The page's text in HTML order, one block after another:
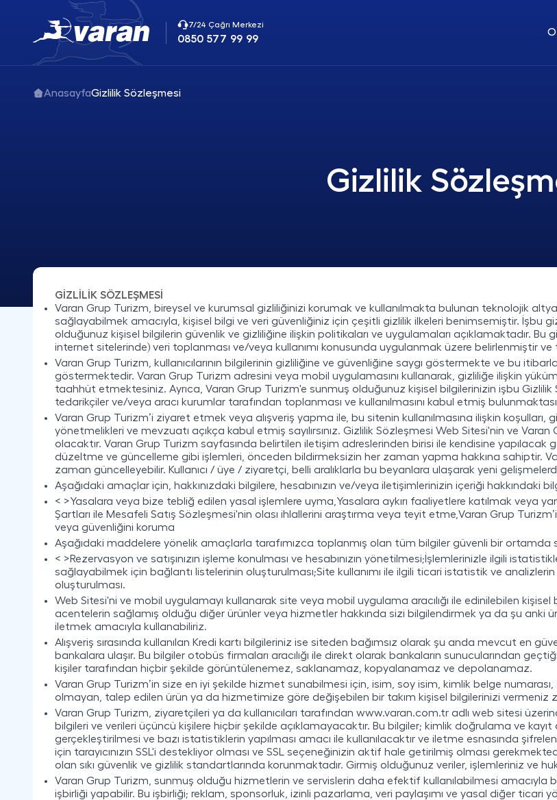
7/24 Çağrı Merkezi
0850 577 99 99
AnasayfaGizlilik Sözleşmesi
Gizlilik
GİZLİLİK SÖZLEŞMESİ
Varan Grup Turizm, bireysel ve kurumsal gizliliğinizi korumak ve kullanılmakta bulunan teknolojik
sağlayabilmek amacıyla, kişisel bilgi ve veri güvenliğiniz için çeşitli gizlilik ilkeleri benimsemiştir. İşbu
olduğunuz kişisel bilgilerin güvenlik ve gizliliğine ilişkin politikaları ve uygulamaları açıklamaktadır.
internet sitelerinde) veri toplanması ve/veya kullanımı konusunda uygulanmak üzere belirlenmiştir
Varan Grup Turizm, kullanıcılarının bilgilerinin gizliliğine ve güvenliğine saygı göstermekte ve bu
göstermektedir. Varan Grup Turizm adresini veya mobil uygulamasını kullanarak, gizliliğe ilişkin
taahhüt etmektesiniz. Ayrıca, Varan Grup Turizm'e sunmuş olduğunuz kişisel bilgilerinizin işbu
tedarikçiler ve/veya aracı kurumlar tarafından toplanması ve kullanılmasını kabul etmiş
Varan Grup Turizm’i ziyaret etmek veya alışveriş yapma ile, bu sitenin kullanılmasına ilişkin koşulları,
yönetmelikleri ve mevzuatı açıkça kabul etmiş sayılırsınız. Gizlilik Sözleşmesi Web Sitesi'nin ve
olacaktır. Varan Grup Turizm sayfasında belirtilen iletişim adreslerinden birisi ile kendisine
düzeltme ve güncelleme gibi işlemleri, önceden bildirmeksizin her zaman yapma hakkına sahiptir.
zaman güncelleyebilir. Kullanıcı / üye / ziyaretçi, belli aralıklarla bu beyanlara ulaşarak yeni
Aşağıdaki amaçlar için, hakkınızdaki bilgilere, hesabınızın ve/veya iletişimlerinizin içeriği hakkındaki
< >Yasalara veya bize tebliğ edilen yasal işlemlere uyma,Yasalara aykırı faaliyetlere katılmak veya
Şartları ile Mesafeli Satış Sözleşmesi'nin olası ihlallerini araştırma veya teyit etme,Varan Grup
veya güvenliğini koruma
Aşağıdaki maddelere yönelik amaçlarla tarafımızca toplanmış olan tüm bilgiler güvenli bir ortamda
< >Rezervasyon ve satışınızın işleme konulması ve hesabınızın yönetilmesi;İşlemlerinizle ilgili
sağlayabilmek için bağlantı listelerinin oluşturulması;Site kullanımı ile ilgili ticari istatistik ve
oluşturulması.
Web Sitesi'ni ve mobil uygulamayı kullanarak site veya mobil uygulama aracılığı ile edinilebilen
acentelerin sağlamış olduğu diğer ürünler veya hizmetler hakkında sizi bilgilendirmek ya da şu anki
iletmek amacıyla kullanabiliriz.
Alışveriş sırasında kullanılan Kredi kartı bilgileriniz ise siteden bağımsız olarak şu anda mevcut en
bankalara ulaşır. Bu bilgiler otobüs firmaları aracılığı ile direkt olarak bankaların sunucularından
kişiler tarafından hiçbir şekilde görüntülenemez, saklanamaz, kopyalanamaz ve depolanamaz.
Varan Grup Turizm’in size en iyi şekilde hizmet sunabilmesi için, isim, soy isim, kimlik belge
olmayan, talep edilen ürün ya da hizmetimize göre değişebilen bir takım kişisel bilgilerinizi vermeniz
Varan Grup Turizm, ziyaretçileri ya da kullanıcıları tarafından www.varan.com.tr adlı web sitesi
bilgileri ve verileri üçüncü kişilere hiçbir şekilde açıklamayacaktır. Bu bilgiler; kimlik doğrulama ve
gerçekleştirilmesi ve bazı istatistiklerin yapılması amacı ile kullanılacaktır ve iletme esnasında
için tarayıcınızın SSL'i destekliyor olması ve SSL seçeneğinizin aktif hale getirilmiş olması
olan sıkı güvenlik ve gizlilik standartlarında korunmaktadır. Girmiş olduğunuz veriler, işlemleriniz ve
Varan Grup Turizm, sunmuş olduğu hizmetlerin ve servislerin daha efektif kullanılabilmesi amacıyla
işbirliği yapabilir. Bu işbirliği; reklam, sponsorluk, izinli pazarlama, veri paylaşımı ve yasal diğer ticari